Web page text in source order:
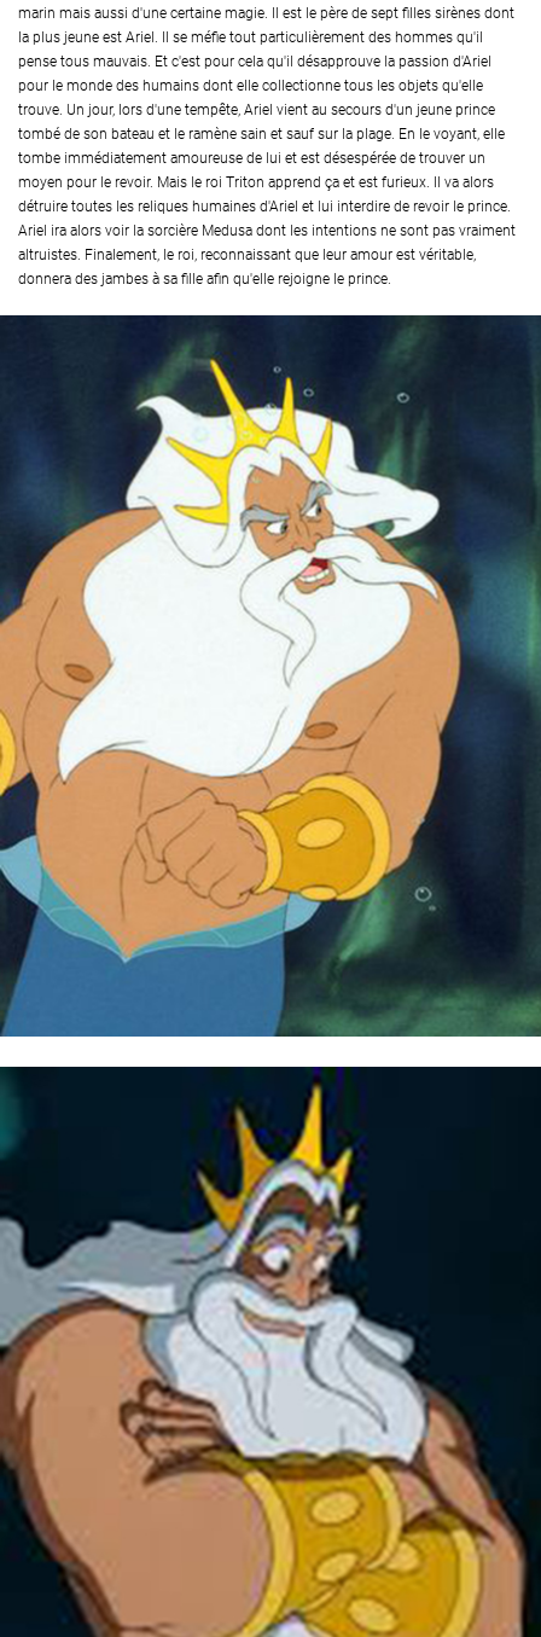
marin mais aussi d'une certaine magie. Il est le père de sept filles sirènes dont
la plus jeune est Ariel. Il se méfie tout particulièrement des hommes qu'il
pense tous mauvais. Et c'est pour cela qu'il désapprouve la passion d'Ariel
pour le monde des humains dont elle collectionne tous les objets qu'elle
trouve. Un jour, lors d'une tempête, Ariel vient au secours d'un jeune prince
tombé de son bateau et le ramène sain et sauf sur la plage. En le voyant, elle
tombe immédiatement amoureuse de lui et est désespérée de trouver un
moyen pour le revoir. Mais le roi Triton apprend ça et est furieux. Il va alors
détruire toutes les reliques humaines d'Ariel et lui interdire de revoir le prince.
Ariel ira alors voir la sorcière Medusa dont les intentions ne sont pas vraiment
altruistes. Finalement, le roi, reconnaissant que leur amour est véritable,
donnera des jambes à sa fille afin qu'elle rejoigne le prince.